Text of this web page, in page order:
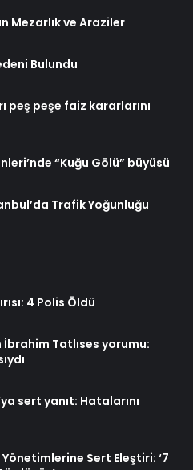
Mezarlık ve Araziler
Bulundu
peş peşe faiz kararlarını
“Kuğu Gölü” büyüsü
Trafik Yoğunluğu
4 Polis Öldü
İbrahim Tatlıses yorumu:
sert yanıt: Hatalarını
Sert Eleştiri: ‘7